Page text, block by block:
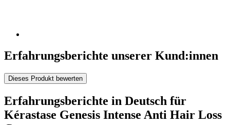
Erfahrungsberichte unserer Kund:innen
Dieses Produkt bewerten
Erfahrungsberichte in Deutsch für
Kérastase Genesis Intense Anti Hair Loss